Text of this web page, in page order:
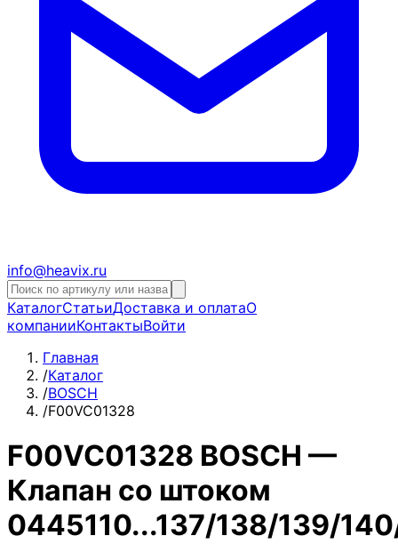
info@heavix.ru
КаталогСтатьиДоставка и оплатаО
компанииКонтактыВойти
Главная
/Каталог
/BOSCH
/F00VC01328
F00VC01328 BOSCH —
Клапан со штоком
0445110...137/138/139/